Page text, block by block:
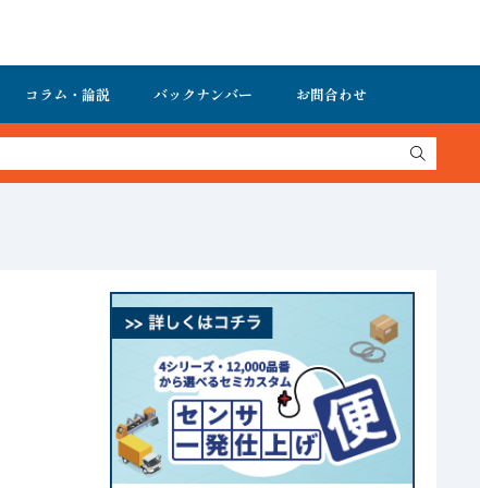
コラム・論説 バックナンバー お問合わせ